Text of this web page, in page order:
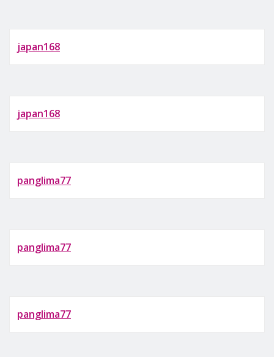
japan168
japan168
panglima77
panglima77
panglima77